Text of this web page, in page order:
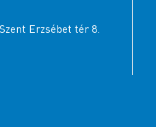
Erzsébet tér 8.